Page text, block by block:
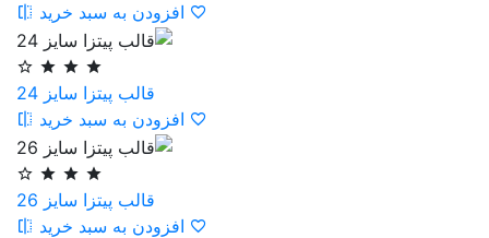
افزودن به سبد خرید
قالب پیتزا سایز 24
افزودن به سبد خرید
قالب پیتزا سایز 26
افزودن به سبد خرید